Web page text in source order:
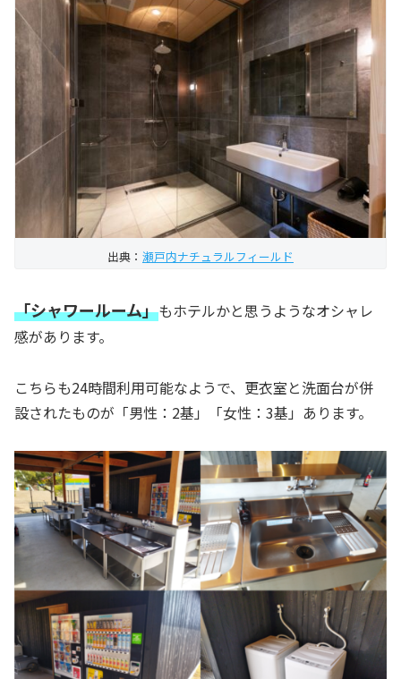
出典： 瀬戸内ナチュラルフィールド
「シャワールーム」もホテルかと思うようなオシャレ
感があります。
こちらも24時間利用可能なようで、更衣室と洗面台が併
設されたものが「男性：2基」「女性：3基」あります。